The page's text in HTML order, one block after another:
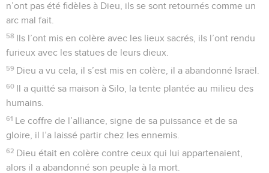
n’ont pas été fidèles à Dieu, ils se sont retournés comme un
arc mal fait.
58 Ils l’ont mis en colère avec les lieux sacrés, ils l’ont rendu
furieux avec les statues de leurs dieux.
59 Dieu a vu cela, il s’est mis en colère, il a abandonné Israël.
60 Il a quitté sa maison à Silo, la tente plantée au milieu des
humains.
61 Le coffre de l’alliance, signe de sa puissance et de sa
gloire, il l’a laissé partir chez les ennemis.
62 Dieu était en colère contre ceux qui lui appartenaient,
alors il a abandonné son peuple à la mort.